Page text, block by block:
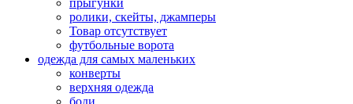
прыгунки
ролики, скейты, джамперы
Товар отсутствует
футбольные ворота
одежда для самых маленьких
конверты
верхняя одежда
боди